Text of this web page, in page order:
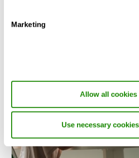
Marketing
Allow all cookies
Use necessary